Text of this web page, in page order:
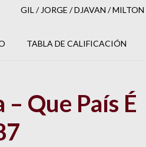
GIL / JORGE / DJAVAN / MILTON
TABLA DE CALIFICACIÓN
Que País É